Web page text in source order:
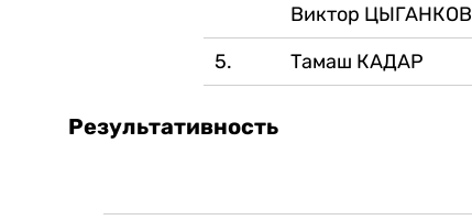
Виктор ЦЫГАНКОВ
5.
Тамаш КАДАР
Результативность